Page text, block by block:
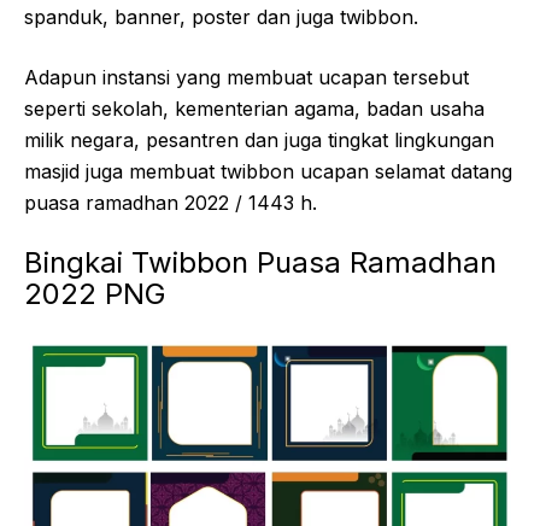
spanduk, banner, poster dan juga twibbon.
Adapun instansi yang membuat ucapan tersebut
seperti sekolah, kementerian agama, badan usaha
milik negara, pesantren dan juga tingkat lingkungan
masjid juga membuat twibbon ucapan selamat datang
puasa ramadhan 2022 / 1443 h.
Bingkai Twibbon Puasa Ramadhan
2022 PNG